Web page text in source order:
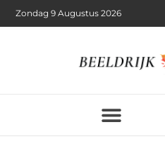
Zondag 9 Augustus 2026